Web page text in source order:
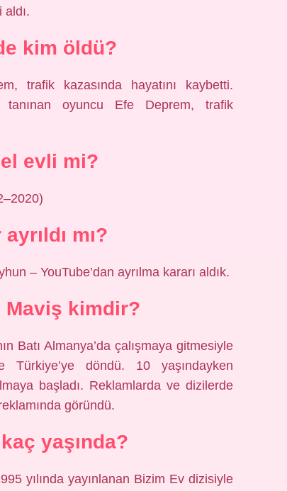
kim öldü?
trafik kazasında hayatını kaybetti.
tanınan oyuncu Efe Deprem, trafik
evli mi?
mı?
– YouTube’dan ayrılma kararı aldık.
kimdir?
Batı Almanya’da çalışmaya gitmesiyle
Türkiye’ye döndü. 10 yaşındayken
başladı. Reklamlarda ve dizilerde
göründü.
yaşında?
yılında yayınlanan Bizim Ev dizisiyle